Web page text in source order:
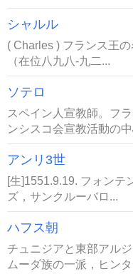
シャルル
( Charles ) フランス王
（在位八九八‐九二...
ソテロ
スペイン人宣教師。フ
ンシスコ会宣教活動の
アンリ3世
[生]1551.9.19. フォンテ
ズ，サンクルーバロ...
ハフス朝
チュニジアと東部アル
ムーダ族の一派，ヒン